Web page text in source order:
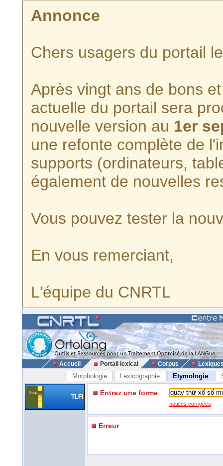
Annonce
Chers usagers du portail
Après vingt ans de bons
actuelle du portail sera
nouvelle version au 1er
une refonte complète de
supports (ordinateurs,
également de nouvelles
Vous pouvez tester la
En vous remerciant,
L'équipe du CNRTL
Accueil Portail lexical Corpus
Morphologie Lexicographie Etymologie
TLFi Entrez une forme
notices corrigées
Erreur